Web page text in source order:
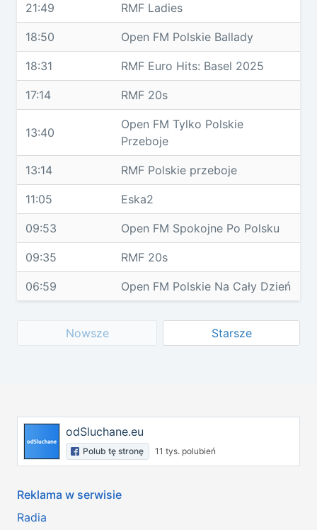
21:49 RMF Ladies
18:50 Open FM Polskie Ballady
18:31 RMF Euro Hits: Basel 2025
17:14 RMF 20s
13:40
Open FM Tylko Polskie
Przeboje
13:14 RMF Polskie przeboje
11:05 Eska2
09:53 Open FM Spokojne Po Polsku
09:35 RMF 20s
06:59 Open FM Polskie Na Cały Dzień
Nowsze Starsze
odSluchane.eu
Polub tę stronę 11 tys. polubień
Reklama w serwisie
Radia